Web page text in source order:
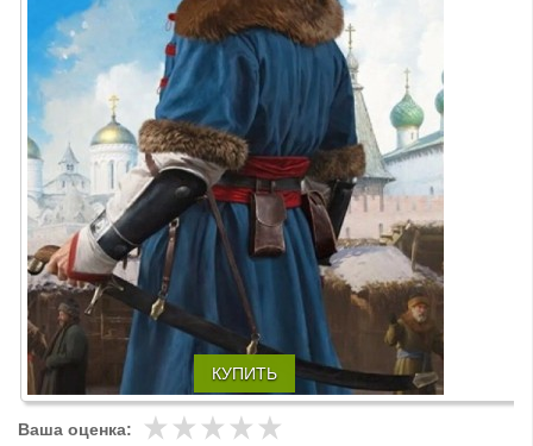
КУПИТЬ
Ваша оценка: